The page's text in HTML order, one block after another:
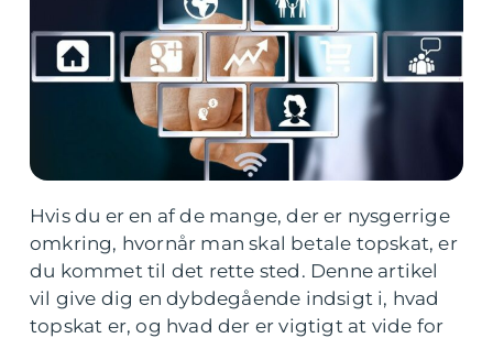
Hvis du er en af de mange, der er nysgerrige
omkring, hvornår man skal betale topskat, er
du kommet til det rette sted. Denne artikel
vil give dig en dybdegående indsigt i, hvad
topskat er, og hvad der er vigtigt at vide for